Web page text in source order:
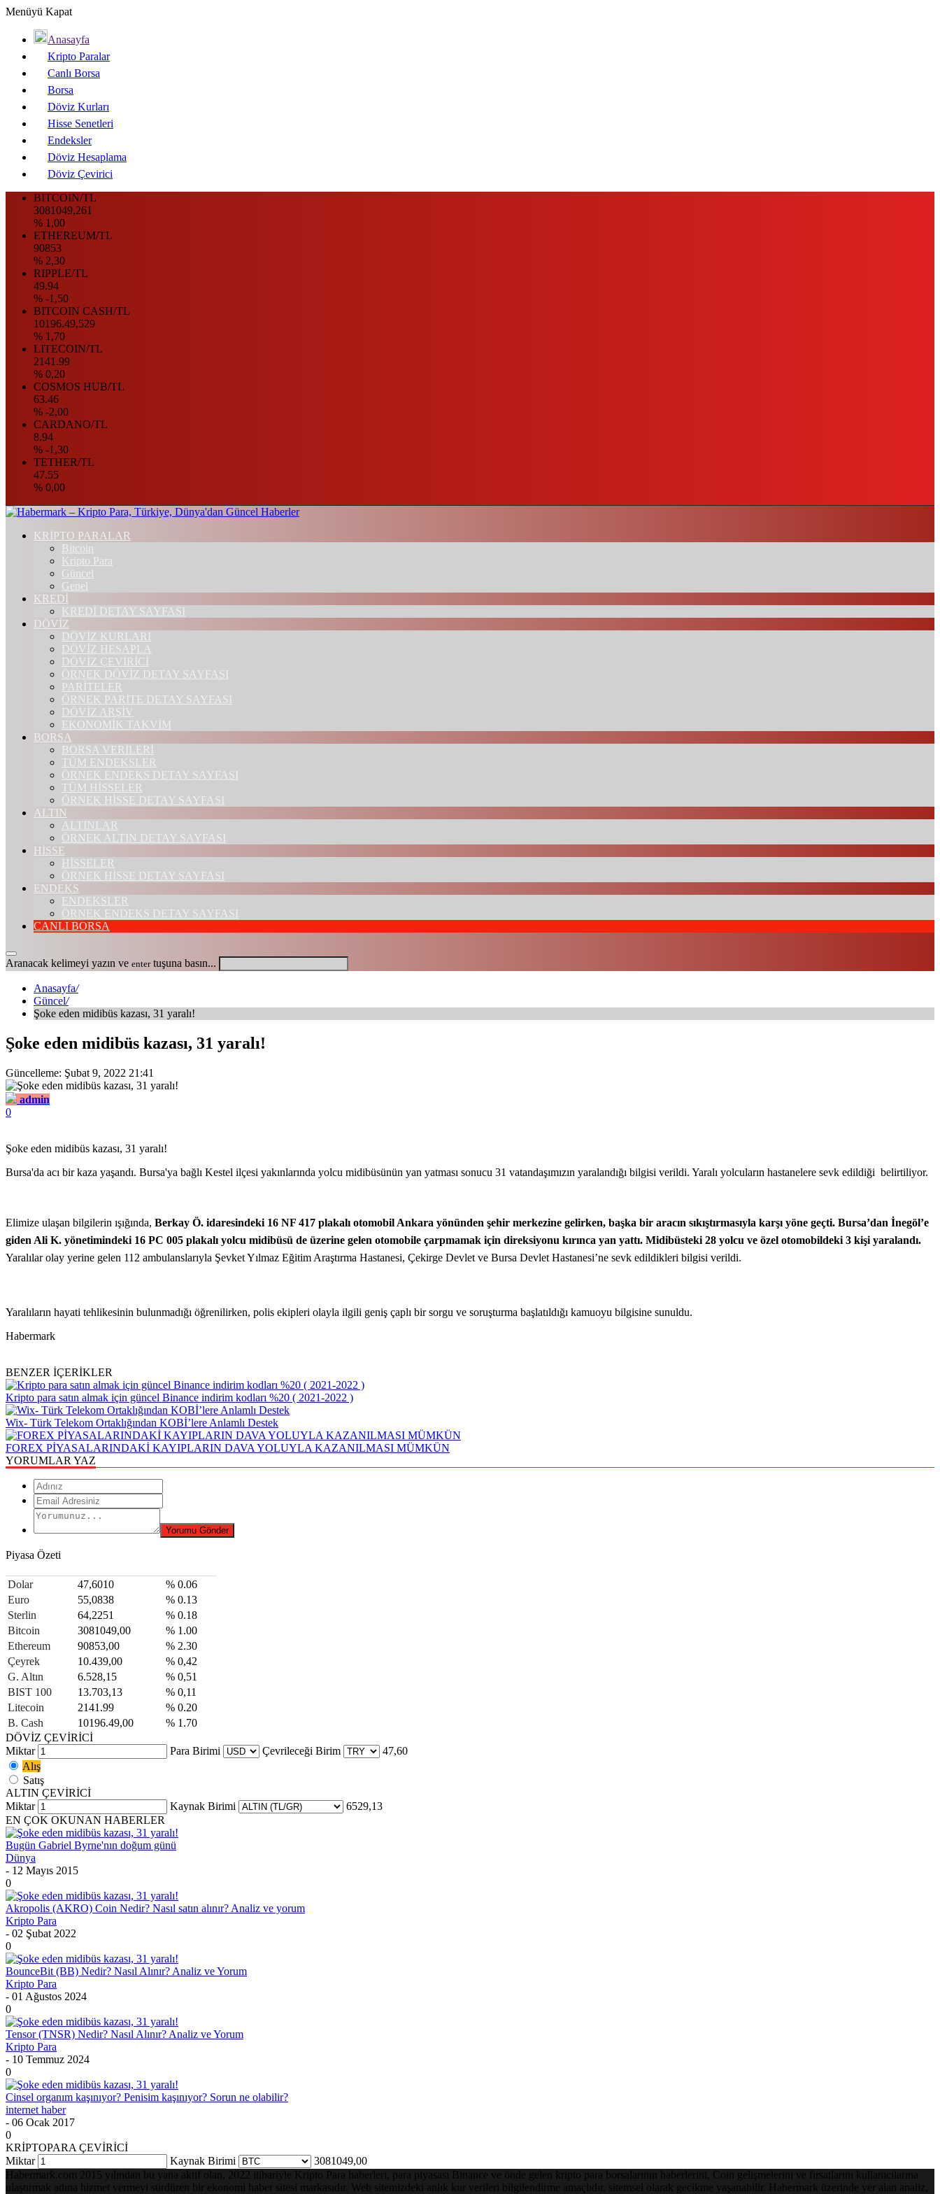
Menüyü Kapat
Anasayfa
Kripto Paralar
Canlı Borsa
Borsa
Döviz Kurları
Hisse Senetleri
Endeksler
Döviz Hesaplama
Döviz Çevirici
BITCOIN/TL
3081049,261
% 1,00
ETHEREUM/TL
90853
% 2,30
RIPPLE/TL
49.94
% -1,50
BITCOIN CASH/TL
10196.49,529
% 1,70
LITECOIN/TL
2141.99
% 0,20
COSMOS HUB/TL
63.46
% -2,00
CARDANO/TL
8.94
% -1,30
TETHER/TL
47.55
% 0,00
KRİPTO PARALAR
Bitcoin
Kripto Para
Güncel
Genel
KREDİ
KREDİ DETAY SAYFASI
DÖVİZ
DÖVİZ KURLARI
DÖVİZ HESAPLA
DÖVİZ ÇEVİRİCİ
ÖRNEK DÖVİZ DETAY SAYFASI
PARİTELER
ÖRNEK PARİTE DETAY SAYFASI
DÖVİZ ARŞİV
EKONOMİK TAKVİM
BORSA
BORSA VERİLERİ
TÜM ENDEKSLER
ÖRNEK ENDEKS DETAY SAYFASI
TÜM HİSSELER
ÖRNEK HİSSE DETAY SAYFASI
ALTIN
ALTINLAR
ÖRNEK ALTIN DETAY SAYFASI
HİSSE
HİSSELER
ÖRNEK HİSSE DETAY SAYFASI
ENDEKS
ENDEKSLER
ÖRNEK ENDEKS DETAY SAYFASI
CANLI BORSA
Aranacak kelimeyi yazın ve entertuşuna basın...
Anasayfa/
Güncel/
Şoke eden midibüs kazası, 31 yaralı!
Şoke eden midibüs kazası, 31 yaralı!
Güncelleme: Şubat 9, 2022 21:41
admin
0
Şoke eden midibüs kazası, 31 yaralı!
Bursa'da acı bir kaza yaşandı. Bursa'ya bağlı Kestel ilçesi yakınlarında yolcu midibüsünün yan yatması sonucu 31 vatandaşımızın yaralandığı bilgisi verildi. Yaralı yolcuların hastanelere sevk edildiği belirtiliyor.
Elimize ulaşan bilgilerin ışığında, Berkay Ö. idaresindeki 16 NF 417 plakalı otomobil Ankara yönünden şehir merkezine gelirken, başka bir aracın sıkıştırmasıyla karşı yöne geçti. Bursa’dan İnegöl’e
giden Ali K. yönetimindeki 16 PC 005 plakalı yolcu midibüsü de üzerine gelen otomobile çarpmamak için direksiyonu kırınca yan yattı. Midibüsteki 28 yolcu ve özel otomobildeki 3 kişi yaralandı.
Yaralılar olay yerine gelen 112 ambulanslarıyla Şevket Yılmaz Eğitim Araştırma Hastanesi, Çekirge Devlet ve Bursa Devlet Hastanesi’ne sevk edildikleri bilgisi verildi.
Yaralıların hayati tehlikesinin bulunmadığı öğrenilirken, polis ekipleri olayla ilgili geniş çaplı bir sorgu ve soruşturma başlatıldığı kamuoyu bilgisine sunuldu.
Habermark
BENZER İÇERİKLER
Kripto para satın almak için güncel Binance indirim kodları %20 ( 2021-2022 )
Wix- Türk Telekom Ortaklığından KOBİ’lere Anlamlı Destek
FOREX PİYASALARINDAKİ KAYIPLARIN DAVA YOLUYLA KAZANILMASI MÜMKÜN
YORUMLAR YAZ
Piyasa Özeti
Dolar 47,6010
% 0.06
Euro
55,0838
% 0.13
Sterlin
64,2251
% 0.18
Bitcoin
3081049,00
% 1.00
Ethereum
90853,00
% 2.30
Çeyrek
10.439,00
% 0,42
G. Altın
6.528,15
% 0,51
BIST 100
13.703,13
% 0,11
Litecoin
2141.99
% 0.20
B. Cash
10196.49,00
% 1.70
DÖVİZ ÇEVİRİCİ
Miktar
Para Birimi Çevrileceği Birim
47,60
Alış
Satış
ALTIN ÇEVİRİCİ
Miktar
Kaynak Birimi
6529,13
EN ÇOK OKUNAN HABERLER
Bugün Gabriel Byrne'nın doğum günü
Dünya
- 12 Mayıs 2015
0
Akropolis (AKRO) Coin Nedir? Nasıl satın alınır? Analiz ve yorum
Kripto Para
- 02 Şubat 2022
0
BounceBit (BB) Nedir? Nasıl Alınır? Analiz ve Yorum
Kripto Para
- 01 Ağustos 2024
0
Tensor (TNSR) Nedir? Nasıl Alınır? Analiz ve Yorum
Kripto Para
- 10 Temmuz 2024
0
Cinsel organım kaşınıyor? Penisim kaşınıyor? Sorun ne olabilir?
internet haber
- 06 Ocak 2017
0
KRİPTOPARA ÇEVİRİCİ
Miktar
Kaynak Birimi
3081049,00
Habermark.com 2015 yılından bu yana aktif olan, 2022 itibariyle Kripto Para haberleri, para piyasası Binance ve önde gelen kripto para borsalarının haberlerini, Coin gelişmelerini ve fırsatlarını kullanıcılarına
ulaştırmak adına hizmet vermeyi sürdüren bir ekonomi haber sitesi markasıdır. Web sitemizdeki anlık kur verileri bilgilendirme amaçlıdır, sitemsel olarak gecikme yaşanabilir. Habermark üzerinde yer alan analiz,